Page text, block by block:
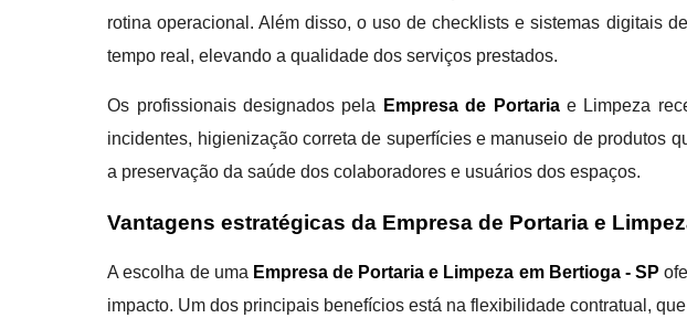
rotina operacional. Além disso, o uso de checklists e sistemas digitais
tempo real, elevando a qualidade dos serviços prestados.
Os profissionais designados pela Empresa de Portariae Limpeza
incidentes, higienização correta de superfícies e manuseio de produtos
a preservação da saúde dos colaboradores e usuários dos espaços.
Vantagens estratégicas da Empresa de Portaria e
A escolha de uma Empresa de Portaria e Limpeza em Bertioga - SP
impacto. Um dos principais benefícios está na flexibilidade contratual,